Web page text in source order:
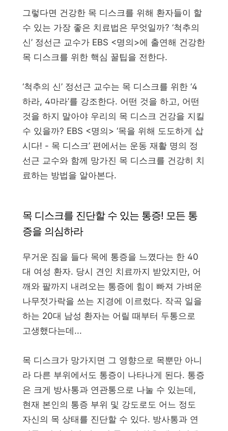
그렇다면 건강한 목 디스크를 위해 환자들이 할
수 있는 가장 좋은 치료법은 무엇일까? ‘척추의
신’ 정선근 교수가 EBS <명의>에 출연해 건강한
목 디스크를 위한 핵심 꿀팁을 전한다.
‘척추의 신’ 정선근 교수는 목 디스크를 위한 ‘4
하라, 4마라’를 강조한다. 어떤 것을 하고, 어떤
것을 하지 말아야 우리의 목 디스크 건강을 지킬
수 있을까? EBS <명의> ‘목을 위해 도도하게 삽
시다! - 목 디스크’ 편에서는 운동 재활 명의 정
선근 교수와 함께 망가진 목 디스크를 건강히 치
료하는 방법을 알아본다.
목 디스크를 진단할 수 있는 통증! 모든 통
증을 의심하라
무거운 짐을 들다 목에 통증을 느꼈다는 한 40
대 여성 환자. 당시 견인 치료까지 받았지만, 어
깨와 팔까지 내려오는 통증에 힘이 빠져 가벼운
나무젓가락을 쓰는 지경에 이르렀다. 작곡 일을
하는 20대 남성 환자는 어릴 때부터 두통으로
고생했다는데...
목 디스크가 망가지면 그 영향으로 목뿐만 아니
라 다른 부위에서도 통증이 나타나게 된다. 통증
은 크게 방사통과 연관통으로 나눌 수 있는데,
현재 본인의 통증 부위 및 강도로도 어느 정도
자신의 목 상태를 진단할 수 있다. 방사통과 연